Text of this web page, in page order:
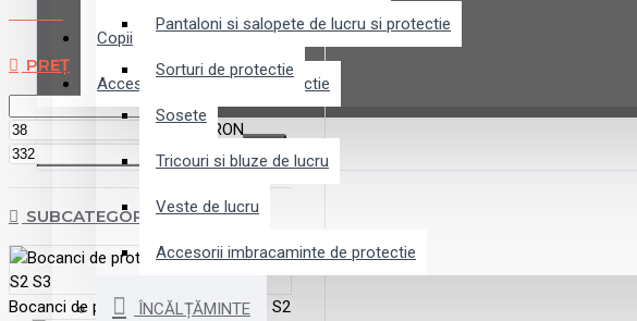
Copii
Accesorii echipamente protectie
Pantaloni si salopete de lucru si protectie
Sorturi de protectie
Sosete
Tricouri si bluze de lucru
Veste de lucru
Accesorii imbracaminte de protectie
ÎNCĂLȚĂMINTE
PREȚ
RON
RON
SUBCATEGORII
Bocanci de protectie si lucru S1 S1P S2